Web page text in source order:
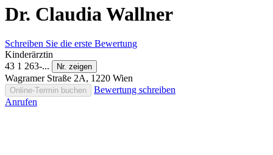
Dr. Claudia Wallner
Schreiben Sie die erste Bewertung
Kinderärztin
43 1 263-...
Nr. zeigen
Wagramer Straße 2A, 1220 Wien
Online-Termin buchen
Bewertung schreiben
Anrufen